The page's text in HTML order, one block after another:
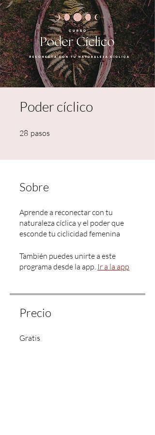
Poder cíclico
28 pasos
Sobre
Aprende a reconectar con tu
naturaleza cíclica y el poder que
esconde tu ciclicidad femenina
También puedes unirte a este
programa desde la app. Ir a la app
Precio
Gratis